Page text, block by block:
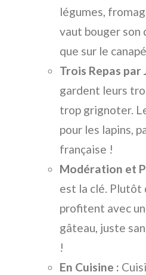
légumes,
vaut bouger son
que sur le
Trois Repas par
gardent leurs
trop grignoter.
pour les lapins,
française !
Modération et
est la clé. Plutôt
profitent avec
gâteau, juste
!
En Cuisine :